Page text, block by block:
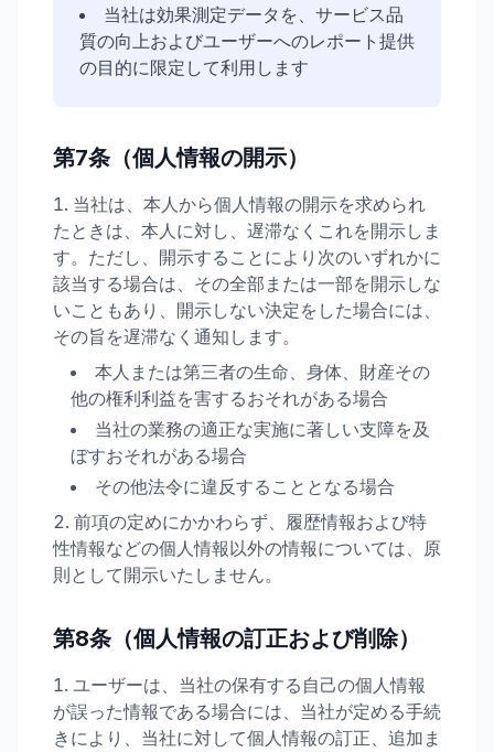
当社は効果測定データを、サービス品
質の向上およびユーザーへのレポート提供
の目的に限定して利用します
第7条（個人情報の開示）
当社は、本人から個人情報の開示を求められ
たときは、本人に対し、遅滞なくこれを開示しま
す。ただし、開示することにより次のいずれかに
該当する場合は、その全部または一部を開示しな
いこともあり、開示しない決定をした場合には、
その旨を遅滞なく通知します。
本人または第三者の生命、身体、財産その
他の権利利益を害するおそれがある場合
当社の業務の適正な実施に著しい支障を及
ぼすおそれがある場合
その他法令に違反することとなる場合
前項の定めにかかわらず、履歴情報および特
性情報などの個人情報以外の情報については、原
則として開示いたしません。
第8条（個人情報の訂正および削除）
ユーザーは、当社の保有する自己の個人情報
が誤った情報である場合には、当社が定める手続
きにより、当社に対して個人情報の訂正、追加ま